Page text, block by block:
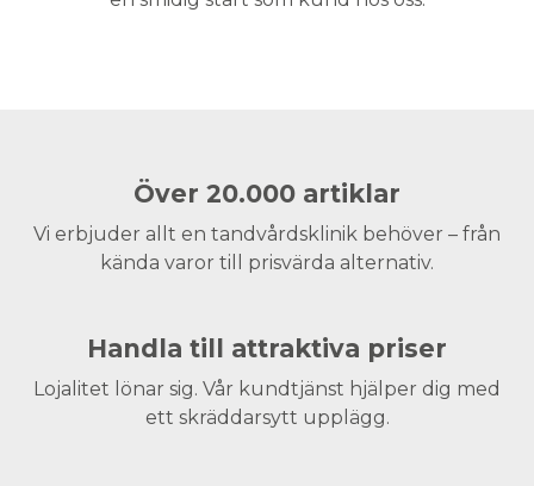
Över 20.000 artiklar
Vi erbjuder allt en tandvårdsklinik behöver – från
kända varor till prisvärda alternativ.
Handla till attraktiva priser
Lojalitet lönar sig. Vår kundtjänst hjälper dig med
ett skräddarsytt upplägg.